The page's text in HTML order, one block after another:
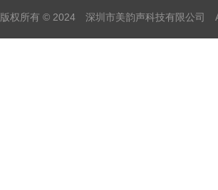
版权所有 © 2024 深圳市美韵声科技有限公司